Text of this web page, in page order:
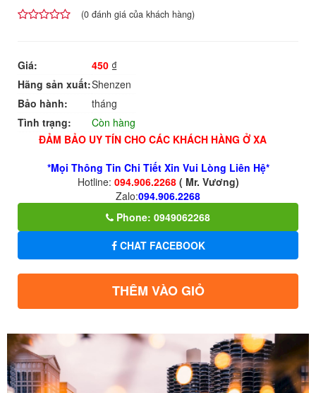
dựa
đánh
giá
(0 đánh giá của khách hàng)
Giá: 450 ₫
Hãng sản xuất:Shenzen
Bảo hành:
tháng
Tình trạng:
Còn hàng
ĐẢM BẢO UY TÍN CHO CÁC KHÁCH HÀNG Ở XA
*Mọi Thông Tin Chi Tiết Xin Vui Lòng Liên Hệ*
Hotline: 094.906.2268 ( Mr. Vương)
Zalo:094.906.2268
Phone: 0949062268
CHAT FACEBOOK
THÊM VÀO GIỎ